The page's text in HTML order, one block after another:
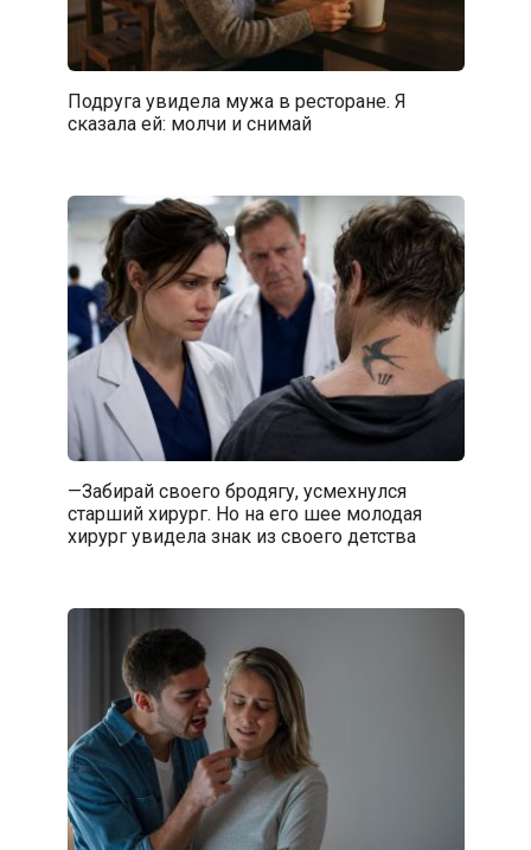
Подруга увидела мужа в ресторане. Я
сказала ей: молчи и снимай
—Забирай своего бродягу, усмехнулся
старший хирург. Но на его шее молодая
хирург увидела знак из своего детства